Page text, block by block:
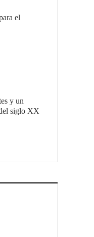
el
y un
siglo XX